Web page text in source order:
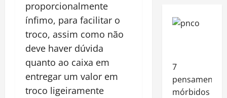
proporcionalmente
ínfimo, para facilitar o
troco, assim como não
deve haver dúvida
quanto ao caixa em
entregar um valor em
troco ligeiramente
7
pensamentos
mórbidos